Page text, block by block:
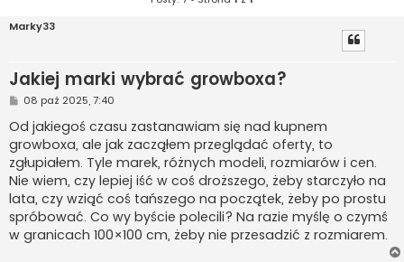
Marky33
Jakiej marki wybrać growboxa?
P
s
t
08 paź 2025, 7:40
Od jakiegoś czasu zastanawiam się nad kupnem
growboxa, ale jak zacząłem przeglądać oferty, to
zgłupiałem. Tyle marek, różnych modeli, rozmiarów i cen.
Nie wiem, czy lepiej iść w coś droższego, żeby starczyło na
lata, czy wziąć coś tańszego na początek, żeby po prostu
spróbować. Co wy byście polecili? Na razie myślę o czymś
w granicach 100×100 cm, żeby nie przesadzić z rozmiarem.